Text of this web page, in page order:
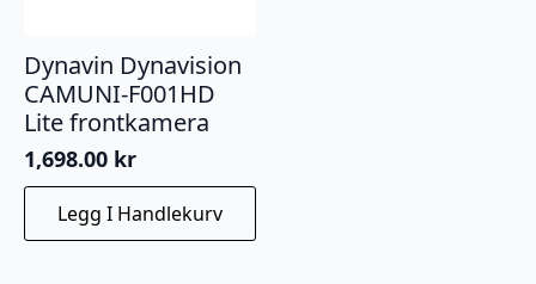
Dynavin Dynavision
CAMUNI-F001HD
Lite frontkamera
1,698.00 kr
Legg I Handlekurv